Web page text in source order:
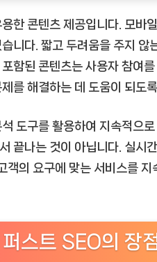
한 콘텐츠 제공입니다. 모바
니다. 짧고 두려움을 주지 않
포함된 콘텐츠는 사용자 참여
를 해결하는 데 도움이 되도
도구를 활용하여 지속적으
끝나는 것이 아닙니다. 실시
객의 요구에 맞는 서비스를
스트 SEO의 장